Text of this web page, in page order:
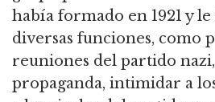
había formado en 1921 y
diversas funciones, como
reuniones del partido
propaganda, intimidar a